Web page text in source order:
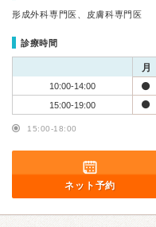
形成外科専門医、皮膚科専門医
診療時間
月
10:00-14:00
15:00-19:00
15:00-18:00
ネット予約